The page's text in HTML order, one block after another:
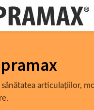
articulațiilor,